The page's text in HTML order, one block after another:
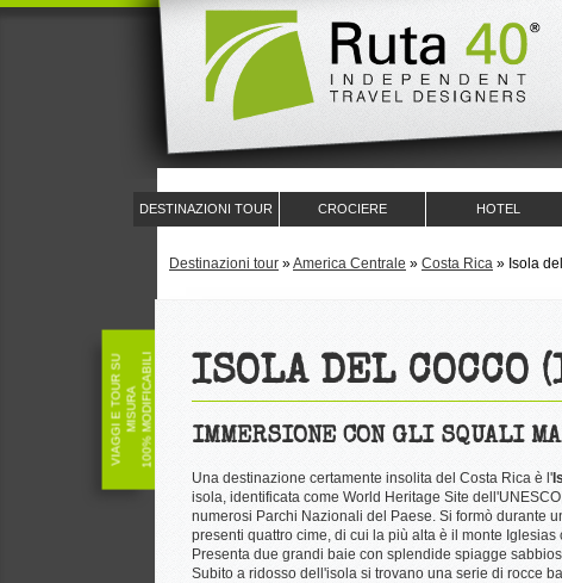
DESTINAZIONI TOUR CROCIERE HOTEL
V
I
A
G
G
I
E
T
O
U
R
S
U
M
I
S
U
RA100% MODIFICABILI
Destinazioni tour »America Centrale » Costa Rica » Isola
ISOLA DEL COCCO
IMMERSIONE CON GLI SQUALI
Una destinazione certamente insolita del Costa Rica è l'
isola, identificata come World Heritage Site
numerosi Parchi Nazionali del Paese. Si formò durante
presenti quattro cime, di cui la più alta è il monte Iglesias
Presenta due grandi baie con splendide spiagge
Subito a ridosso dell'isola si trovano una serie di rocce